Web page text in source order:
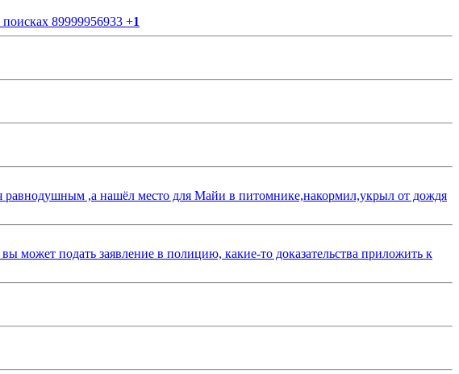
89999956933 +1
,а нашёл место для Майи в питомнике,накормил,укрыл от дождя
может подать заявление в полицию, какие-то доказательства приложить к